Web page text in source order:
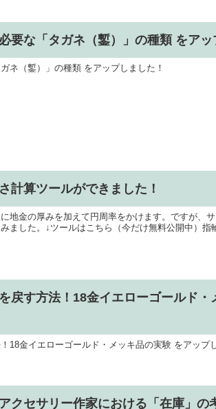
要な「タガネ（鏨）」の種類 をアッ
ネ（鏨）」の種類 をアップしました！
計算ツールができました！
地金の厚みを加えて円周率をかけます。ですが、
ました。↓ツールはこちら（今だけ無料公開中）指
戻す方法！18金イエローゴールド・
18金イエローゴールド・メッキ品の実験 をアップ
クセサリー作家における「在庫」の